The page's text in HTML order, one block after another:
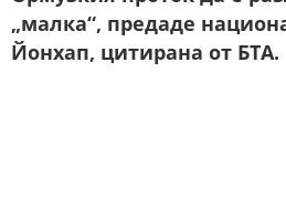
„малка“, предаде
Йонхап, цитирана от БТА.